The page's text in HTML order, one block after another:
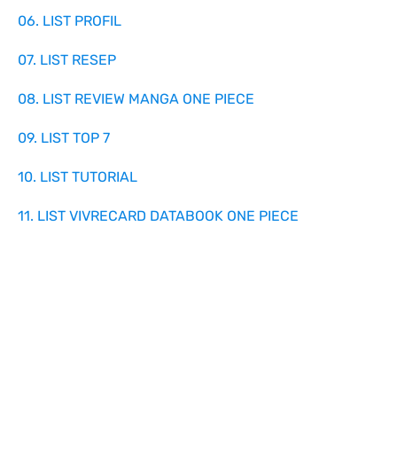
06. LIST PROFIL
07. LIST RESEP
08. LIST REVIEW MANGA ONE PIECE
09. LIST TOP 7
10. LIST TUTORIAL
11. LIST VIVRECARD DATABOOK ONE PIECE